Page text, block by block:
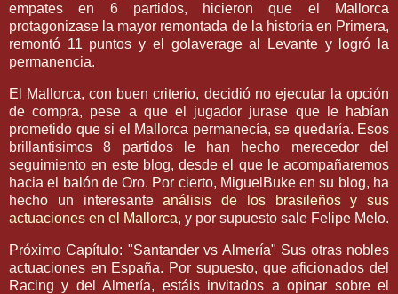
empates en 6 partidos, hicieron que el
Mallorca
protagonizase la mayor remontada de la historia en Primera,
remontó 11 puntos y el golaverageal Levante y logró la
permanencia.
El Mallorca, con buen criterio, decidió no ejecutar la opción
de compra, pese a que el jugador jurase que le habían
prometido que si el Mallorca permanecía, se quedaría. Esos
brillantisimos 8 partidos le han hecho merecedor del
seguimiento en este blog, desde el que le acompañaremos
hacia el balón de Oro. Por cierto, MiguelBukeen su blog, ha
hecho un interesanteanálisis de los brasileños y sus
actuaciones en el Mallorca, y por supuesto sale Felipe Melo.
Próximo Capítulo: "Santandervs Almería" Sus otras nobles
actuaciones en España. Por supuesto, que aficionados del
Racing y delAlmería, estáis invitados a opinar sobre el